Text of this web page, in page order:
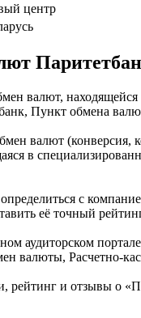
центр
валют,
Пункт обмена
валют (конверсия,
в
с
её точный
аудиторском
валюты, Расчетно-
и отзывы о